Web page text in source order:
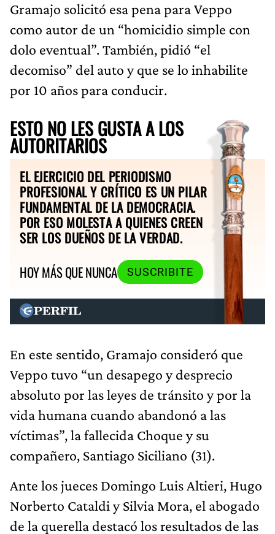
Gramajo solicitó esa pena para Veppo
como autor de un “homicidio simple con
dolo eventual”. También, pidió “el
decomiso” del auto y que se lo inhabilite
por 10 años para conducir.
ESTO NO LES GUSTA A LOS
AUTORITARIOS
EL EJERCICIO DEL PERIODISMO
PROFESIONAL Y CRÍTICO ES UN PILAR
FUNDAMENTAL DE LA DEMOCRACIA.
POR ESO MOLESTA A QUIENES CREEN
SER LOS DUEÑOS DE LA VERDAD.
HOY MÁS QUE NUNCA
SUSCRIBITE
En este sentido, Gramajo consideró que
Veppo tuvo “un desapego y desprecio
absoluto por las leyes de tránsito y por la
vida humana cuando abandonó a las
víctimas”, la fallecida Choque y su
compañero, Santiago Siciliano (31).
Ante los jueces Domingo Luis Altieri, Hugo
Norberto Cataldi y Silvia Mora, el abogado
de la querella destacó los resultados de las